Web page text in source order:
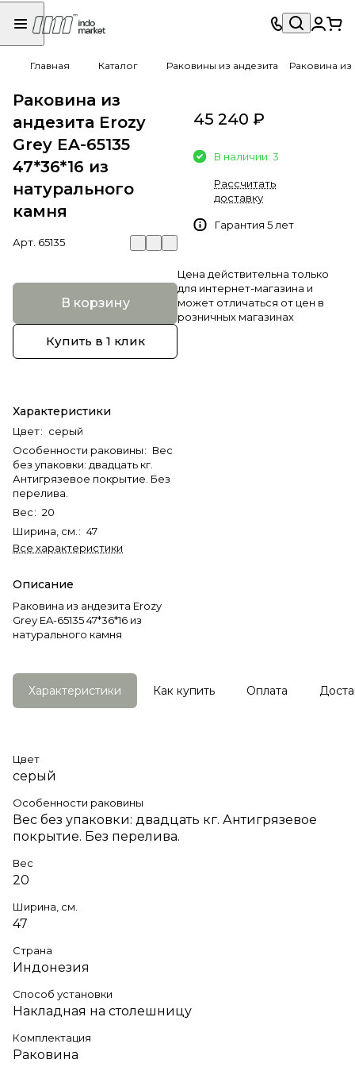
Главная Каталог Раковины из андезита Раковина из
Раковина из
андезита Erozy
Grey EA-65135
47*36*16 из
натурального
камня
Арт. 65135
В корзину
Купить в 1 клик
Характеристики
Цвет: серый
Особенности раковины: Вес
без упаковки: двадцать кг.
Антигрязевое покрытие. Без
перелива.
Вес: 20
Ширина, см. : 47
Все характеристики
Описание
Раковина из андезита Erozy
Grey EA-65135 47*36*16 из
натурального камня
45 240 ₽
В наличии: 3
Рассчитать
доставку
Гарантия 5 лет
Цена действительна только
для интернет-магазина и
может отличаться от цен в
розничных магазинах
Характеристики Как купить Оплата
Цвет
серый
Особенности раковины
Вес без упаковки: двадцать кг. Антигрязевое
покрытие. Без перелива.
Вес
20
Ширина, см.
47
Страна
Индонезия
Способ установки
Накладная на столешницу
Комплектация
Раковина